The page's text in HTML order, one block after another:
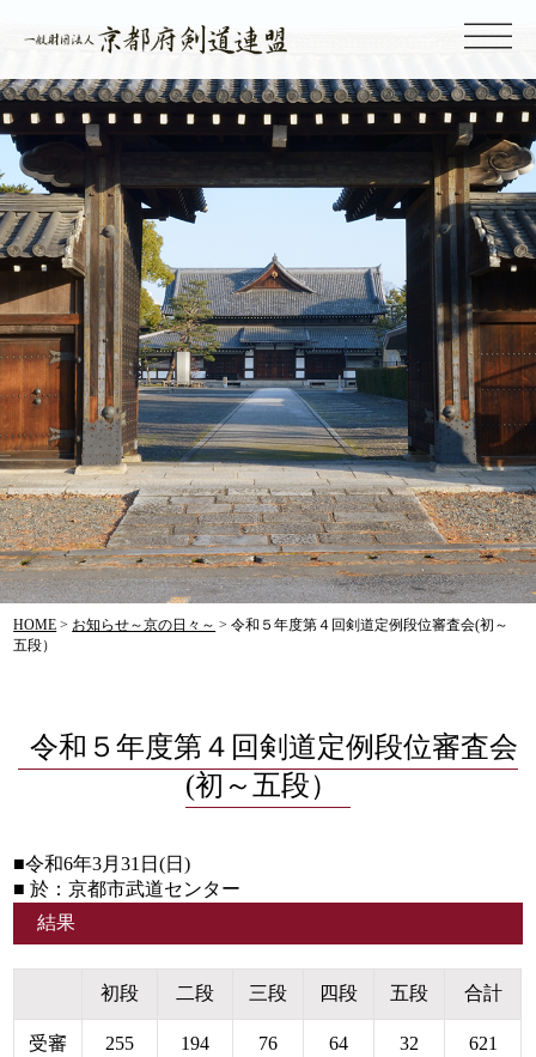
HOME > お知らせ～京の日々～ >令和５年度第４回剣道定例段位審査会(初～
五段）
令和５年度第４回剣道定例段位審査会
(初～五段）
■令和6年3月31日(日)
■ 於：京都市武道センター
結果
初段 二段 三段 四段 五段 合計
受審
255 194 76 64 32 621